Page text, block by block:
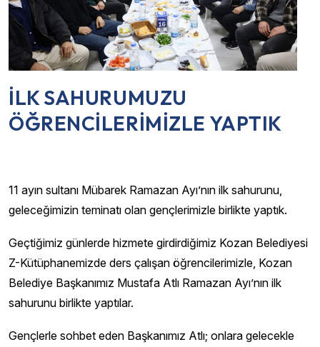
İLK SAHURUMUZU
ÖĞRENCİLERİMİZLE YAPTIK
11 ayın sultanı Mübarek Ramazan Ayı’nın ilk sahurunu,
geleceğimizin teminatı olan gençlerimizle birlikte yaptık.
Geçtiğimiz günlerde hizmete girdirdiğimiz Kozan Belediyesi
Z-Kütüphanemizde ders çalışan öğrencilerimizle, Kozan
Belediye Başkanımız Mustafa Atlı Ramazan Ayı’nın ilk
sahurunu birlikte yaptılar.
Gençlerle sohbet eden Başkanımız Atlı; onlara gelecekle